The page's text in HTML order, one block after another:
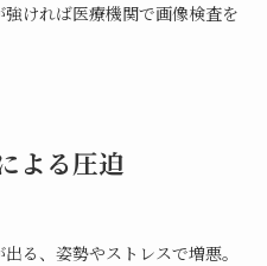
ければ医療機関で画像検査を
よる圧迫
る、姿勢やストレスで増悪。